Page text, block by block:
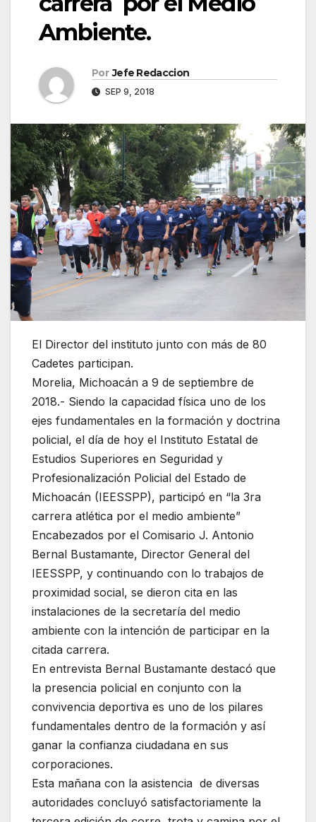
Ambiente.
Por Jefe Redaccion
SEP 9, 2018
El Director del instituto junto con más de 80
Cadetes participan.
Morelia, Michoacán a 9 de septiembre de
2018.- Siendo la capacidad física uno de los
ejes fundamentales en la formación y doctrina
policial, el día de hoy el Instituto Estatal de
Estudios Superiores en Seguridad y
Profesionalización Policial del Estado de
Michoacán (IEESSPP), participó en “la 3ra
carrera atlética por el medio ambiente”
Encabezados por el Comisario J. Antonio
Bernal Bustamante, Director General del
IEESSPP, y continuando con lo trabajos de
proximidad social, se dieron cita en las
instalaciones de la secretaría del medio
ambiente con la intención de participar en la
citada carrera.
En entrevista Bernal Bustamante destacó que
la presencia policial en conjunto con la
convivencia deportiva es uno de los pilares
fundamentales dentro de la formación y así
ganar la confianza ciudadana en sus
corporaciones.
Esta mañana con la asistencia de diversas
autoridades concluyó satisfactoriamente la